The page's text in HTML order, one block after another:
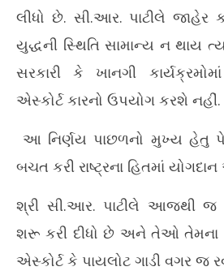
લીધો છે. સી.આર. પાટીલે જાહેર
યુદ્ધની સ્થિતિ સામાન્ય ન થાય
સરકારી કે ખાનગી
એસ્કોર્ટ કારનો ઉપયોગ કરશે નહીં.
આ નિર્ણય પાછળનો મુખ્ય હેતુ
બચત કરી રાષ્ટ્રના હિતમાં
શ્રી સી.આર. પાટીલે આજથી
શરૂ કરી દીધો છે અને તેઓ તેમના
એસ્કોર્ટ કે પાયલોટ ગાડી વગર જ